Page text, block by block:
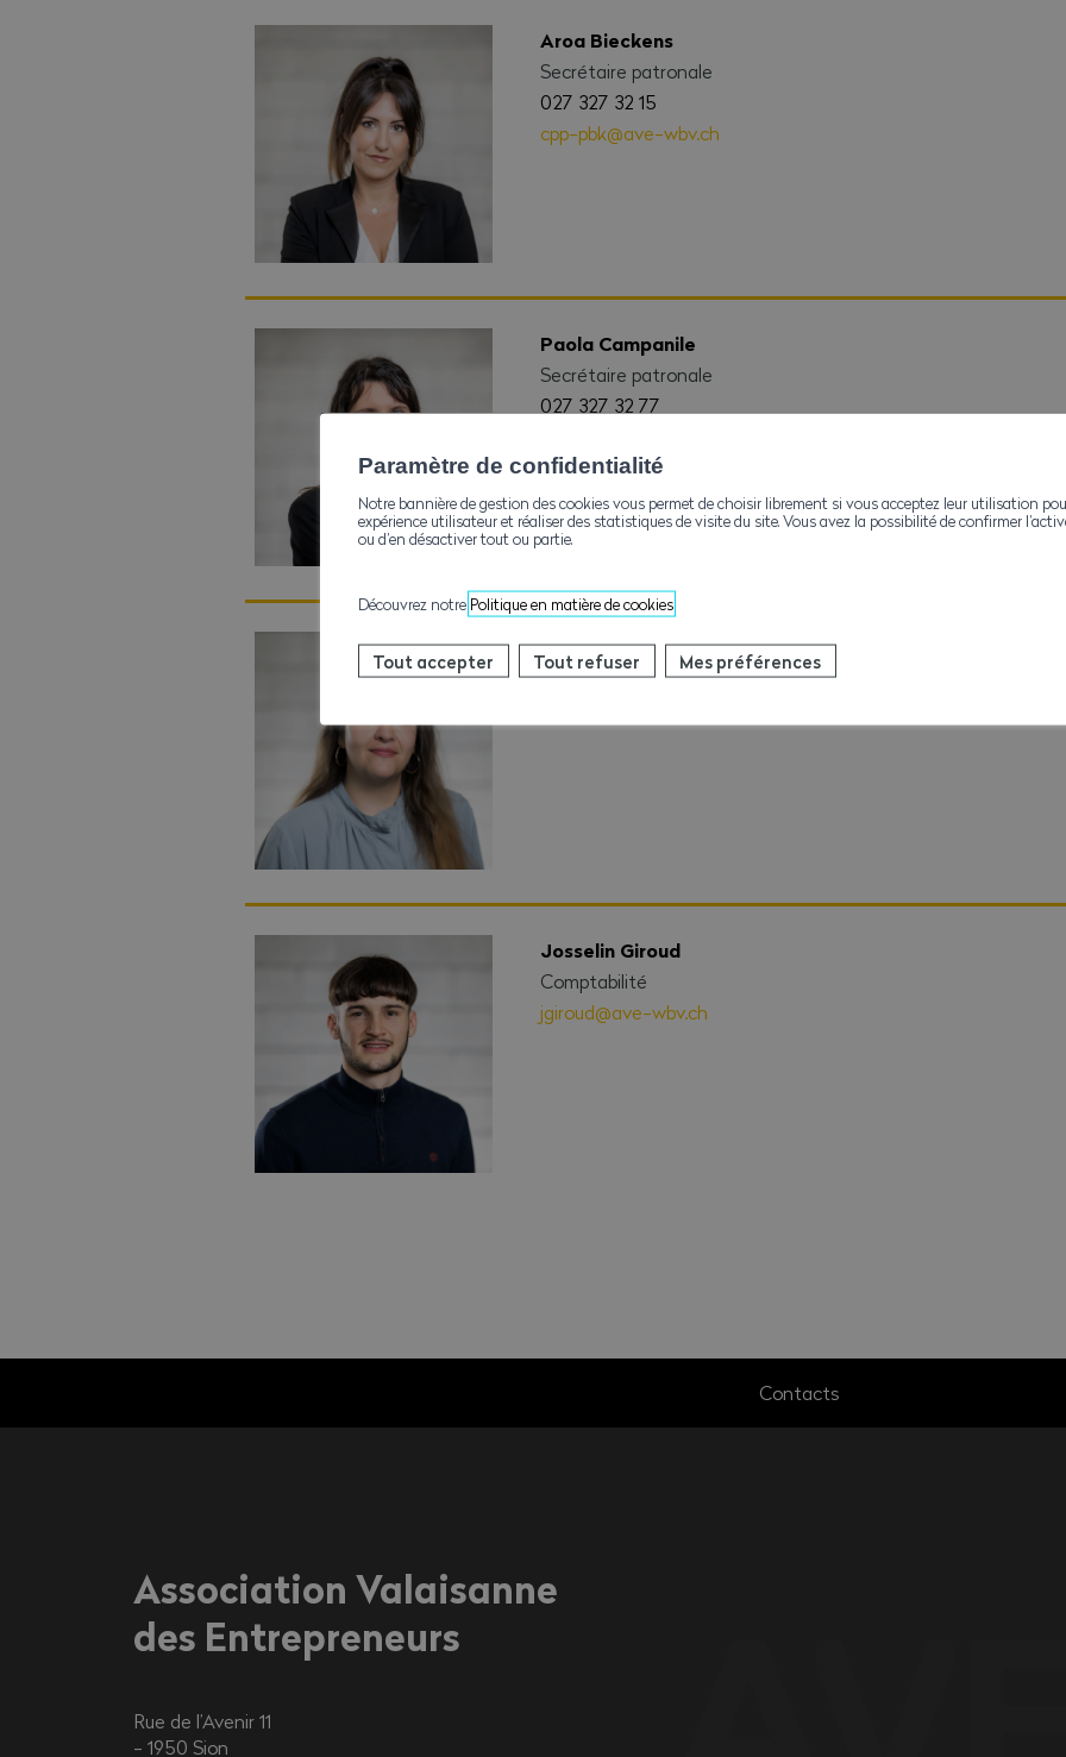
Aroa Bieckens
Secrétaire patronale
cpp-pbk@ave-wbv.ch
027 327 32 15
Paola Campanile
Secrétaire patronale
027 327 32 77
Sara Xarepe
Responsable des Affiliations, E-Badge
Josselin Giroud
Comptabilité
jgiroud@ave-wbv.ch
Contacts
Association Valaisanne
des Entrepreneurs
Rue de l’Avenir 11
1950 Sion
Paramètre de confidentialité
Notre bannière de gestion des cookies vous permet de choisir librement si vous acceptez leur utilisation
expérience utilisateur et réaliser des statistiques de visite du site. Vous avez la possibilité de confirmer
ou d’en désactiver tout ou partie.
Découvrez notre Politique en matière de cookies
Tout accepter Tout refuser Mes préférences